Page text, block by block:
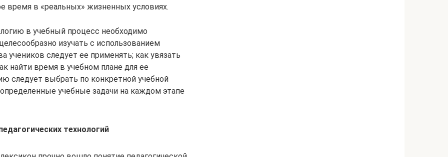
время в «реальных» жизненных условиях.
в учебный процесс необходимо
изучать с использованием
учеников следует ее применять; как увязать
найти время в учебном плане для ее
следует выбрать по конкретной учебной
учебные задачи на каждом этапе
технологий